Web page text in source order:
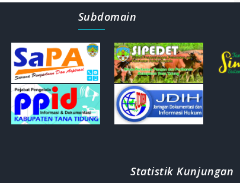
Subdomain
Statistik Kunjungan